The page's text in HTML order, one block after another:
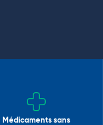
Médicaments sans